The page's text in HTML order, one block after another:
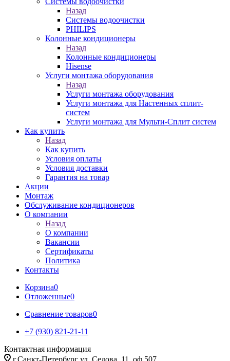
Назад
Системы водоочистки
PHILIPS
Колонные кондиционеры
Назад
Колонные кондиционеры
Hisense
Услуги монтажа оборудования
Назад
Услуги монтажа оборудования
Услуги монтажа для Настенных сплит-
систем
Услуги монтажа для Мульти-Сплит систем
Как купить
Назад
Как купить
Условия оплаты
Условия доставки
Гарантия на товар
Акции
Монтаж
Обслуживание кондиционеров
О компании
Назад
О компании
Вакансии
Сертификаты
Политика
Контакты
Корзина0
Отложенные0
Сравнение товаров0
+7 (930) 821-21-11
Контактная информация
г.Санкт-Петербург ул. Седова, 11, оф 507